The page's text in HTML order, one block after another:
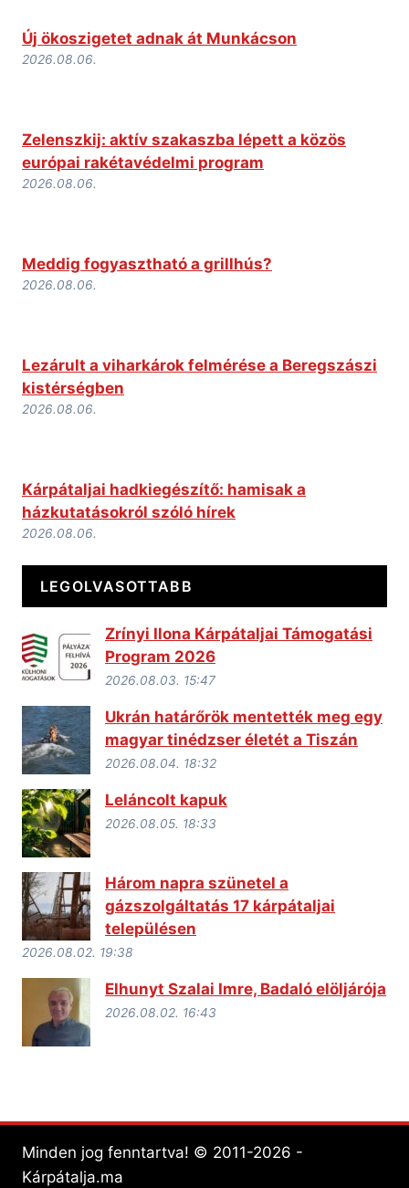
Új ökoszigetet adnak át Munkácson
2026.08.06.
Zelenszkij: aktív szakaszba lépett a közös
európai rakétavédelmi program
2026.08.06.
Meddig fogyasztható a grillhús?
2026.08.06.
Lezárult a viharkárok felmérése a Beregszászi
kistérségben
2026.08.06.
Kárpátaljai hadkiegészítő: hamisak a
házkutatásokról szóló hírek
2026.08.06.
LEGOLVASOTTABB
Zrínyi Ilona Kárpátaljai Támogatási
Program 2026
2026.08.03. 15:47
Ukrán határőrök mentették meg egy
magyar tinédzser életét a Tiszán
2026.08.04. 18:32
Leláncolt kapuk
2026.08.05. 18:33
Három napra szünetel a
gázszolgáltatás 17 kárpátaljai
településen
2026.08.02. 19:38
Elhunyt Szalai Imre, Badaló elöljárója
2026.08.02. 16:43
Minden jog fenntartva! © 2011-2026 -
Kárpátalja.ma